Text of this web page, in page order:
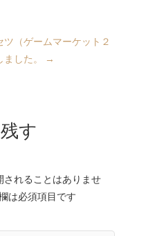
（ゲームマーケット２
した。
→
す
されることはありませ
は必須項目です